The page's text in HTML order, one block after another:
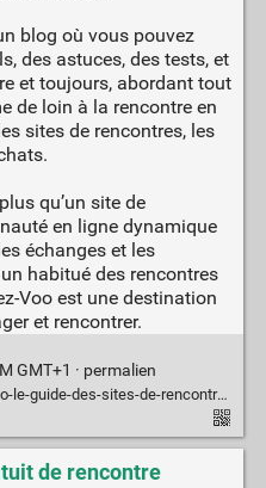
blog où vous pouvez
des astuces, des tests, et
et toujours, abordant tout
de loin à la rencontre en
sites de rencontres, les
qu’un site de
en ligne dynamique
échanges et les
habitué des rencontres
Voo est une destination
et rencontrer.
GMT+1 · permalien
des-sites-de-rencontre-amoureuse
de rencontre